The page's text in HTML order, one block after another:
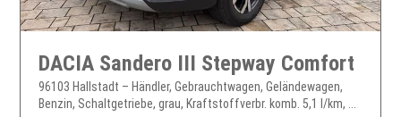
DACIA Sandero III Stepway Comfort
96103 Hallstadt – Händler, Gebrauchtwagen, Geländewagen,
Benzin, Schaltgetriebe, grau, Kraftstoffverbr. komb. 5,1 l/km, ...